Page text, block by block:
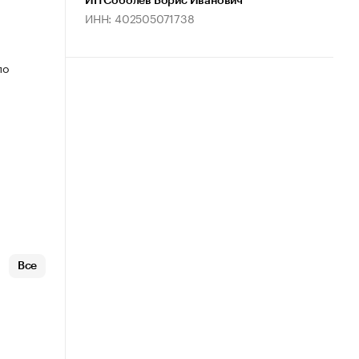
Все
ИНН: 402505071738